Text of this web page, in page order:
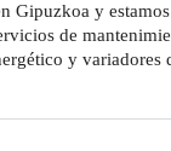
Gipuzkoa y
de
y variadores